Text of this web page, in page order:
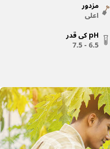
مزدور
اعلی
pH کی قدر
6.5 - 7.5